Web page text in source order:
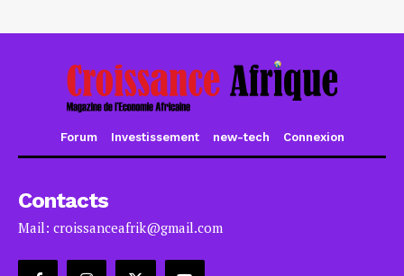
Forum Investissement new-tech Connexion
Contacts
Mail: croissanceafrik@gmail.com